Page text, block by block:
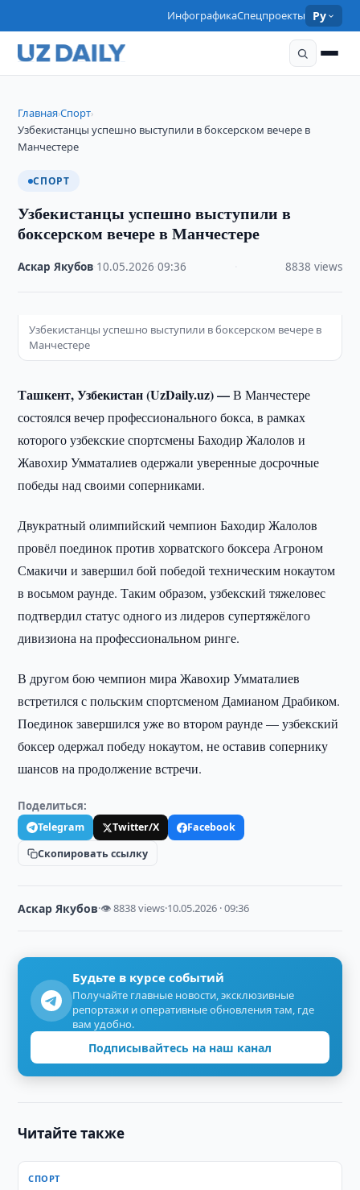
ИнфографикаСпецпроекты Ру
Главная›Спорт›
Узбекистанцы успешно выступили в боксерском вечере в
Манчестере
СПОРТ
Узбекистанцы успешно выступили в
боксерском вечере в Манчестере
Аскар Якубов 10.05.2026 ·09:36 8838 views
Узбекистанцы успешно выступили в боксерском вечере в
Манчестере
Ташкент, Узбекистан (UzDaily.uz) —В Манчестере
состоялся вечер профессионального бокса, в рамках
которого узбекские спортсмены Баходир Жалолов и
Жавохир Умматалиев одержали уверенные досрочные
победы над своими соперниками.
Двукратный олимпийский чемпион Баходир Жалолов
провёл поединок против хорватского боксера Агроном
Смакичи и завершил бой победой техническим нокаутом
в восьмом раунде. Таким образом, узбекский тяжеловес
подтвердил статус одного из лидеров супертяжёлого
дивизиона на профессиональном ринге.
В другом бою чемпион мира Жавохир Умматалиев
встретился с польским спортсменом Дамианом Драбиком.
Поединок завершился уже во втором раунде — узбекский
боксер одержал победу нокаутом, не оставив сопернику
шансов на продолжение встречи.
Поделиться:
Telegram Twitter/X
Facebook
Скопировать ссылку
Аскар Якубов·👁 8838 views·10.05.2026 · 09:36
Будьте в курсе событий
Получайте главные новости, эксклюзивные
репортажи и оперативные обновления там, где
вам удобно.
Подписывайтесь на наш канал
Читайте также
СПОРТ